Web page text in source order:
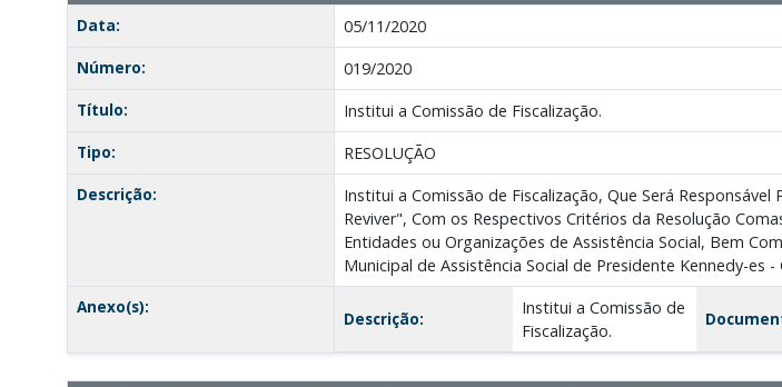
Data:
05/11/2020
Número:
019/2020
Título:
Institui a Comissão de Fiscalização.
Tipo:
RESOLUÇÃO
Descrição:
Institui a Comissão de Fiscalização, Que Será
Reviver", Com os Respectivos Critérios da Resolução
Entidades ou Organizações de Assistência Social, Bem
Municipal de Assistência Social de Presidente Kennedy-es -
Anexo(s):
Descrição:
Institui a Comissão de
Fiscalização.